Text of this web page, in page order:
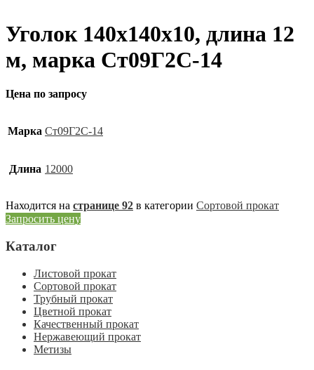
Уголок 140х140х10, длина 12
м, марка Ст09Г2С-14
Цена по запросу
Марка Ст09Г2С-14
Длина 12000
Находится на странице 92 в категории Сортовой прокат
Запросить цену
Каталог
Листовой прокат
Сортовой прокат
Трубный прокат
Цветной прокат
Качественный прокат
Нержавеющий прокат
Метизы